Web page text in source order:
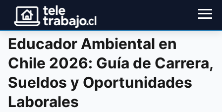
Educador Ambiental en
Chile 2026: Guía de Carrera,
Sueldos y Oportunidades
Laborales